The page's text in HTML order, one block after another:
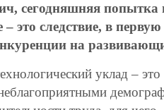
сегодняшняя попытка
это следствие, в
на
уклад –